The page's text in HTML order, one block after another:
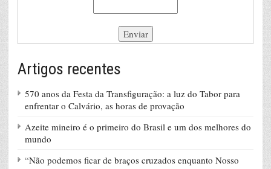
Artigos recentes
570 anos da Festa da Transfiguração: a luz do Tabor para
enfrentar o Calvário, as horas de provação
Azeite mineiro é o primeiro do Brasil e um dos melhores do
mundo
“Não podemos ficar de braços cruzados enquanto Nosso